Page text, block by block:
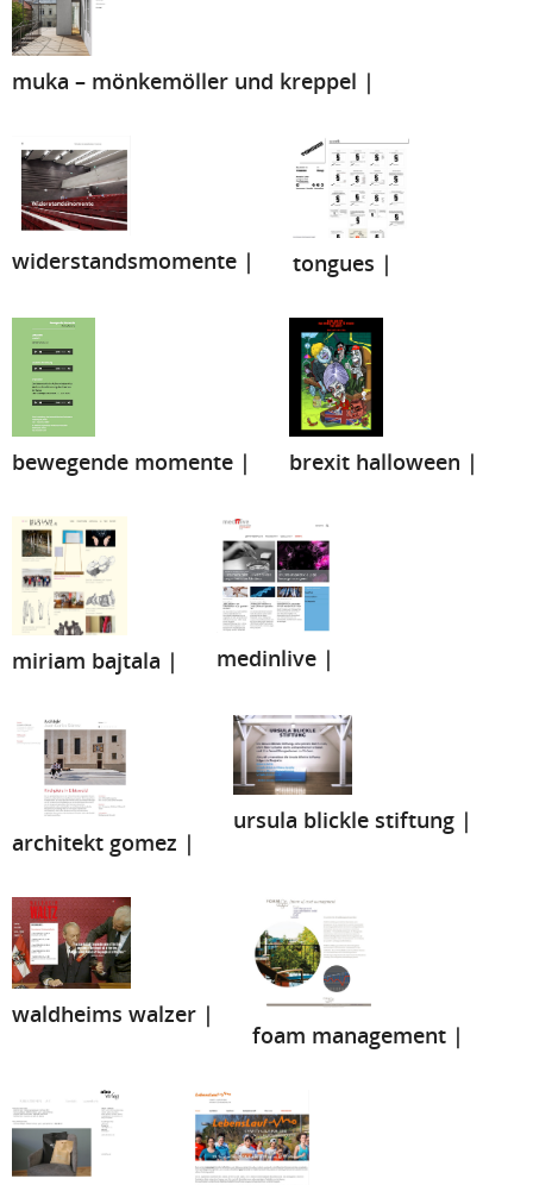
muka – mönkemöller und kreppel |
widerstandsmomente | tongues |
bewegende momente | brexit halloween |
miriam bajtala | medinlive |
architekt gomez |
ursula blickle stiftung |
waldheims walzer |
foam management |